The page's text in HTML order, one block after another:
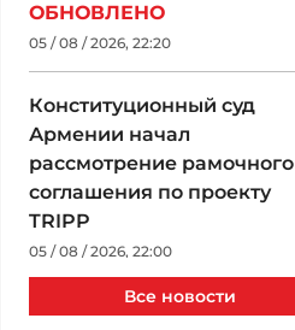
ОБНОВЛЕНО
05 / 08 / 2026, 22:20
Конституционный суд
Армении начал
рассмотрение рамочного
соглашения по проекту
TRIPP
05 / 08 / 2026, 22:00
Джиджи Хадид и Брэдли
Все новости